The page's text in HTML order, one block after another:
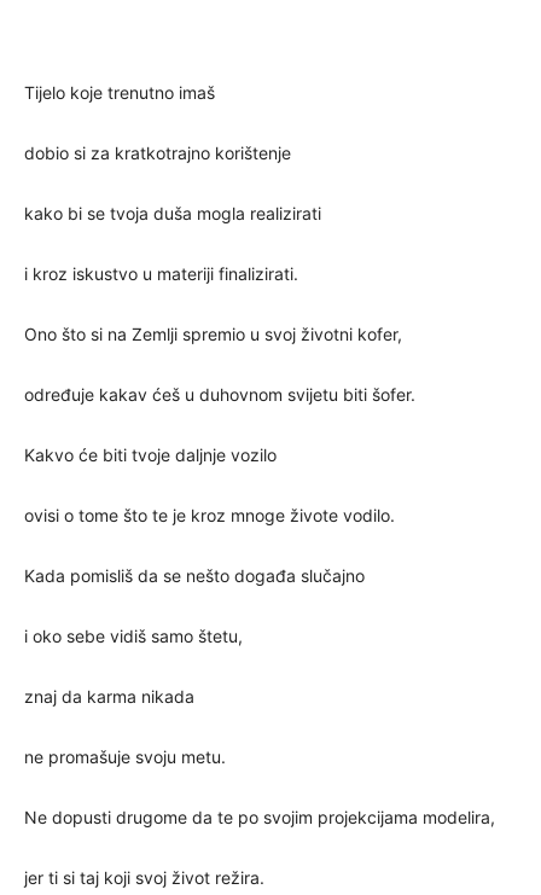
Tijelo koje trenutno imaš
dobio si za kratkotrajno korištenje
kako bi se tvoja duša mogla realizirati
i kroz iskustvo u materiji finalizirati.
Ono što si na Zemlji spremio u svoj životni kofer,
određuje kakav ćeš u duhovnom svijetu biti šofer.
Kakvo će biti tvoje daljnje vozilo
ovisi o tome što te je kroz mnoge živote vodilo.
Kada pomisliš da se nešto događa slučajno
i oko sebe vidiš samo štetu,
znaj da karma nikada
ne promašuje svoju metu.
Ne dopusti drugome da te po svojim projekcijama modelira,
jer ti si taj koji svoj život režira.